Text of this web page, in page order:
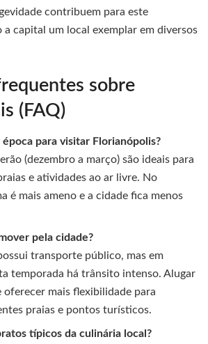
contribuem para este
capital um local exemplar em diversos
sobre
(FAQ)
para visitar Florianópolis?
(dezembro a março) são ideais para
e atividades ao ar livre. No
é mais ameno e a cidade fica menos
pela cidade?
transporte público, mas em
temporada há trânsito intenso. Alugar
oferecer mais flexibilidade para
praias e pontos turísticos.
típicos da culinária local?